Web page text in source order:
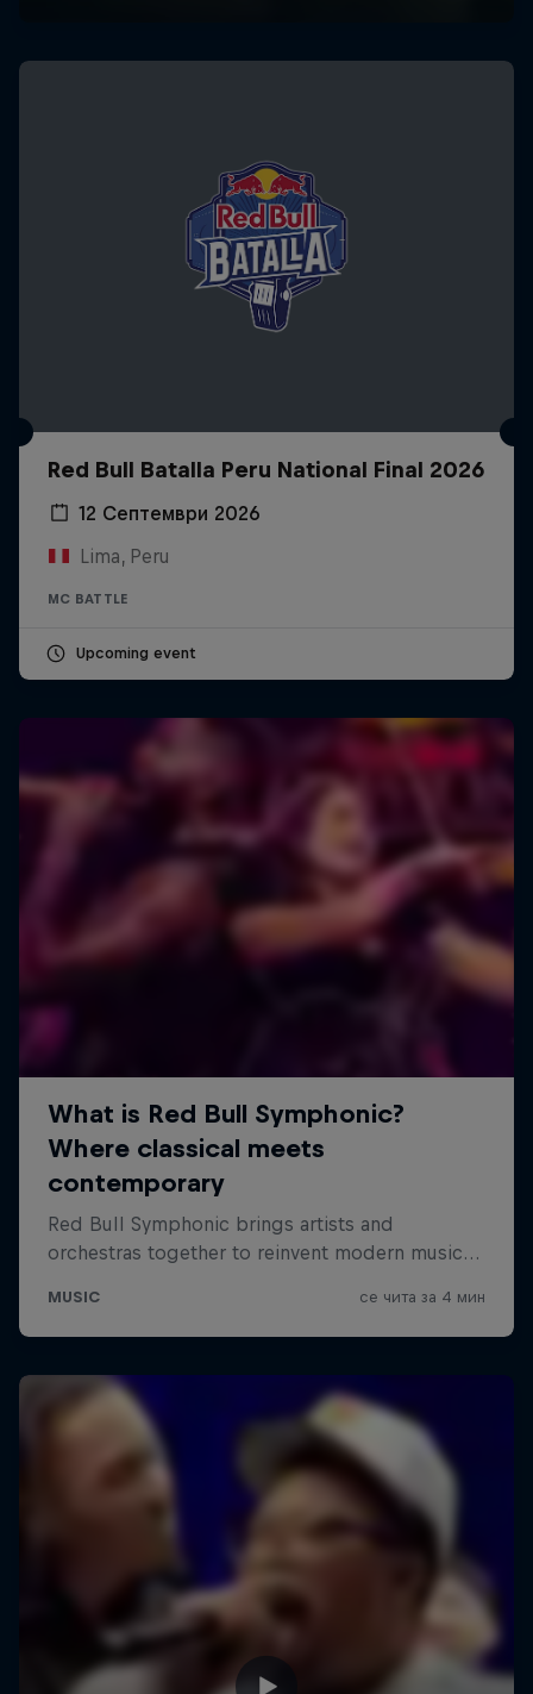
Red Bull Batalla Peru National Final 2026
12 Септември 2026
Lima, Peru
MC BATTLE
Upcoming event